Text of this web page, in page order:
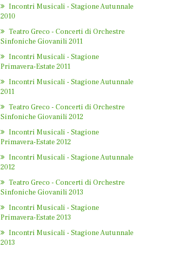
Incontri Musicali - Stagione Autunnale
2010
Teatro Greco - Concerti di Orchestre
Sinfoniche Giovanili 2011
Incontri Musicali - Stagione
Primavera-Estate 2011
Incontri Musicali - Stagione Autunnale
2011
Teatro Greco - Concerti di Orchestre
Sinfoniche Giovanili 2012
Incontri Musicali - Stagione
Primavera-Estate 2012
Incontri Musicali - Stagione Autunnale
2012
Teatro Greco - Concerti di Orchestre
Sinfoniche Giovanili 2013
Incontri Musicali - Stagione
Primavera-Estate 2013
Incontri Musicali - Stagione Autunnale
2013